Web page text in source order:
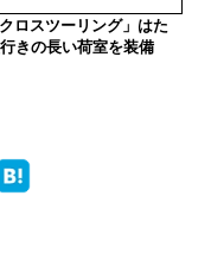
ロスツーリング」はた
きの長い荷室を装備